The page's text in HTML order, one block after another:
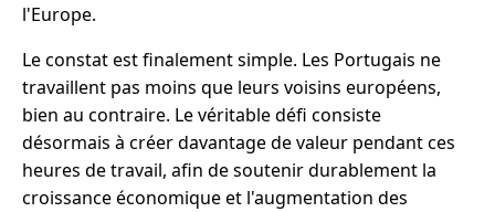
l'Europe.
Le constat est finalement simple. Les Portugais ne
travaillent pas moins que leurs voisins européens,
bien au contraire. Le véritable défi consiste
désormais à créer davantage de valeur pendant ces
heures de travail, afin de soutenir durablement la
croissance économique et l'augmentation des